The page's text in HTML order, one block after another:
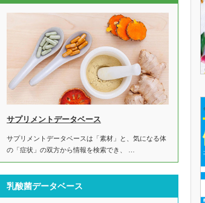
サプリメントデータベース
サプリメントデータベースは「素材」と、気になる体
の「症状」の双方から情報を検索でき、 …
乳酸菌データベース